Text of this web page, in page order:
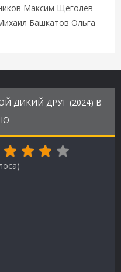
Максим Щеголев
Башкатов Ольга
ДИКИЙ ДРУГ (2024) В